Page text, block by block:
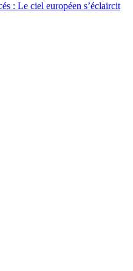
: Le ciel européen s’éclaircit